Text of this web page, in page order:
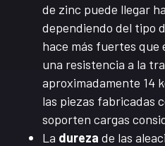
de zinc puede llegar
dependiendo del tipo
hace más fuertes que
una resistencia a la
aproximadamente 14
las piezas fabricadas
soporten cargas
La dureza de las